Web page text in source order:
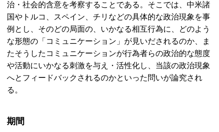
治・社会的含意を考察することである。そこでは、中米諸
国やトルコ、スペイン、チリなどの具体的な政治現象を事
例とし、そのどの局面の、いかなる相互行為に、どのよう
な形態の「コミュニケーション」が見いだされるのか、ま
たそうしたコミュニケーションが行為者らの政治的な態度
や活動にいかなる刺激を与え・活性化し、当該の政治現象
へとフィードバックされるのかといった問いが論究され
る。
期間